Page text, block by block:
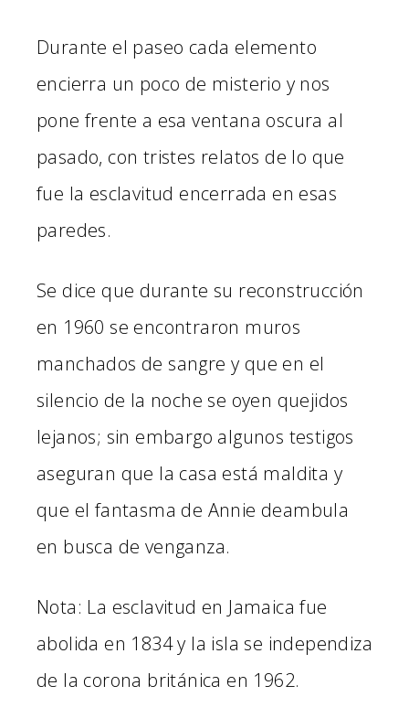
Durante el paseo cada elemento
encierra un poco de misterio y nos
pone frente a esa ventana oscura al
pasado, con tristes relatos de lo que
fue la esclavitud encerrada en esas
paredes.
Se dice que durante su reconstrucción
en 1960 se encontraron muros
manchados de sangre y que en el
silencio de la noche se oyen quejidos
lejanos; sin embargo algunos testigos
aseguran que la casa está maldita y
que el fantasma de Annie deambula
en busca de venganza.
Nota: La esclavitud en Jamaica fue
abolida en 1834 y la isla se independiza
de la corona británica en 1962.